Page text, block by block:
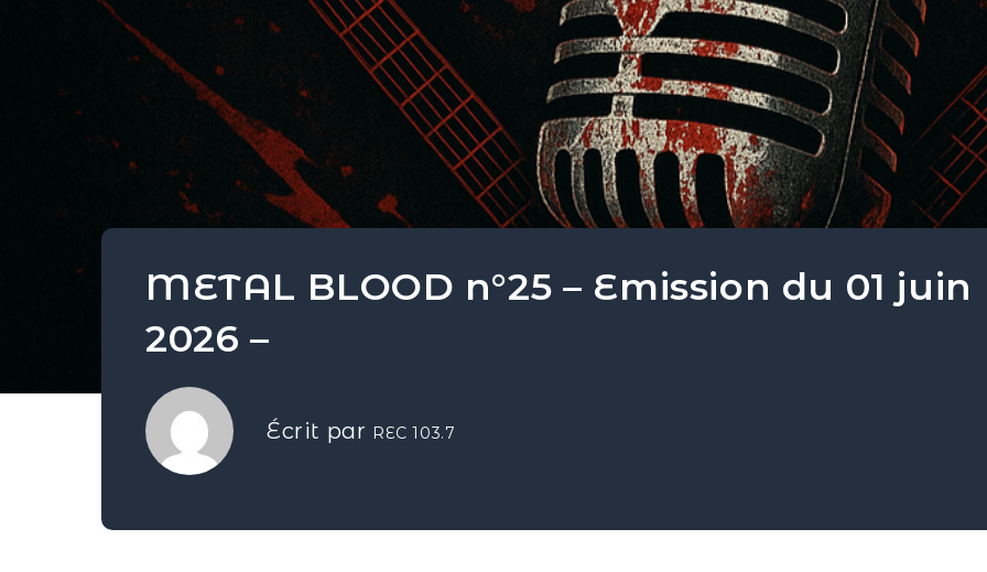
METAL BLOOD n°25 – Emission du 01 juin
2026 –
Écrit par REC 103.7